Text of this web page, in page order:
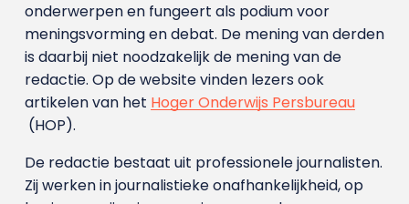
onderwerpen en fungeert als podium voor
meningsvorming en debat. De mening van derden
is daarbij niet noodzakelijk de mening van de
redactie. Op de website vinden lezers ook
artikelen van het Hoger Onderwijs Persbureau
(HOP).
De redactie bestaat uit professionele journalisten.
Zij werken in journalistieke onafhankelijkheid, op